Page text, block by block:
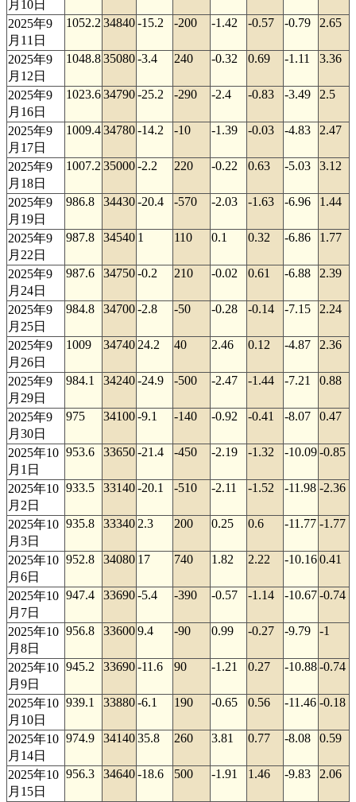
月10日
2025年9
月11日
1052.2 34840-15.2 -200 -1.42 -0.57 -0.79 2.65
2025年9
月12日
1048.835080-3.4 240 -0.32 0.69 -1.11 3.36
2025年9
月16日
1023.634790-25.2 -290 -2.4 -0.83 -3.49 2.5
2025年9
月17日
1009.434780-14.2 -10 -1.39 -0.03 -4.83 2.47
2025年9
月18日
1007.2 35000-2.2 220 -0.22 0.63 -5.03 3.12
2025年9
月19日
986.8 34430-20.4 -570 -2.03 -1.63 -6.96 1.44
2025年9
月22日
987.8 34540 1 110 0.1 0.32 -6.86 1.77
2025年9
月24日
987.6 34750-0.2 210 -0.02 0.61 -6.88 2.39
2025年9
月25日
984.8 34700-2.8 -50 -0.28 -0.14 -7.15 2.24
2025年9
月26日
1009 34740 24.2 40 2.46 0.12 -4.87 2.36
2025年9
月29日
984.1 34240-24.9 -500 -2.47 -1.44 -7.21 0.88
2025年9
月30日
975 34100-9.1 -140 -0.92 -0.41 -8.07 0.47
2025年10
月1日
953.6 33650-21.4 -450 -2.19 -1.32 -10.09-0.85
2025年10
月2日
933.5 33140-20.1 -510 -2.11 -1.52 -11.98 -2.36
2025年10
月3日
935.8 33340 2.3 200 0.25 0.6 -11.77 -1.77
2025年10
月6日
952.8 34080 17 740 1.82 2.22 -10.160.41
2025年10
月7日
947.4 33690-5.4 -390 -0.57 -1.14 -10.67-0.74
2025年10
月8日
956.8 336009.4 -90 0.99 -0.27 -9.79 -1
2025年10
月9日
945.2 33690-11.6 90 -1.21 0.27 -10.88-0.74
2025年10
月10日
939.1 33880-6.1 190 -0.65 0.56 -11.46 -0.18
2025年10
月14日
974.9 3414035.8 260 3.81 0.77 -8.08 0.59
2025年10
月15日
956.3 34640-18.6 500 -1.91 1.46 -9.83 2.06